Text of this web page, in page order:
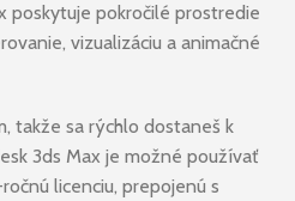
poskytuje pokročilé prostredie
vizualizáciu a animačné
takže sa rýchlo dostaneš k
3ds Max je možné používať
licenciu, prepojenú s